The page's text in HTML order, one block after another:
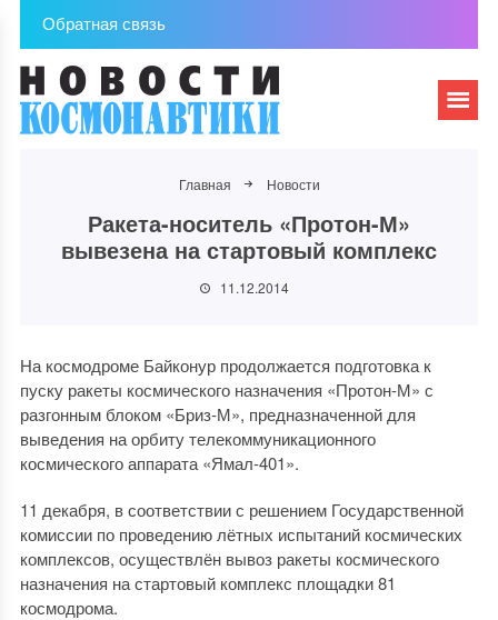
Обратная связь
Главная Новости
Ракета-носитель «Протон-М»
вывезена на стартовый комплекс
11.12.2014
На космодроме Байконур продолжается подготовка к
пуску ракеты космического назначения «Протон-М» с
разгонным блоком «Бриз-М», предназначенной для
выведения на орбиту телекоммуникационного
космического аппарата «Ямал-401».
11 декабря, в соответствии с решением Государственной
комиссии по проведению лётных испытаний космических
комплексов, осуществлён вывоз ракеты космического
назначения на стартовый комплекс площадки 81
космодрома.